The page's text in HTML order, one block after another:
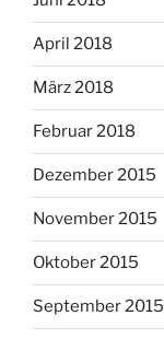
April 2018
März 2018
Februar 2018
Dezember 2015
November 2015
Oktober 2015
September 2015